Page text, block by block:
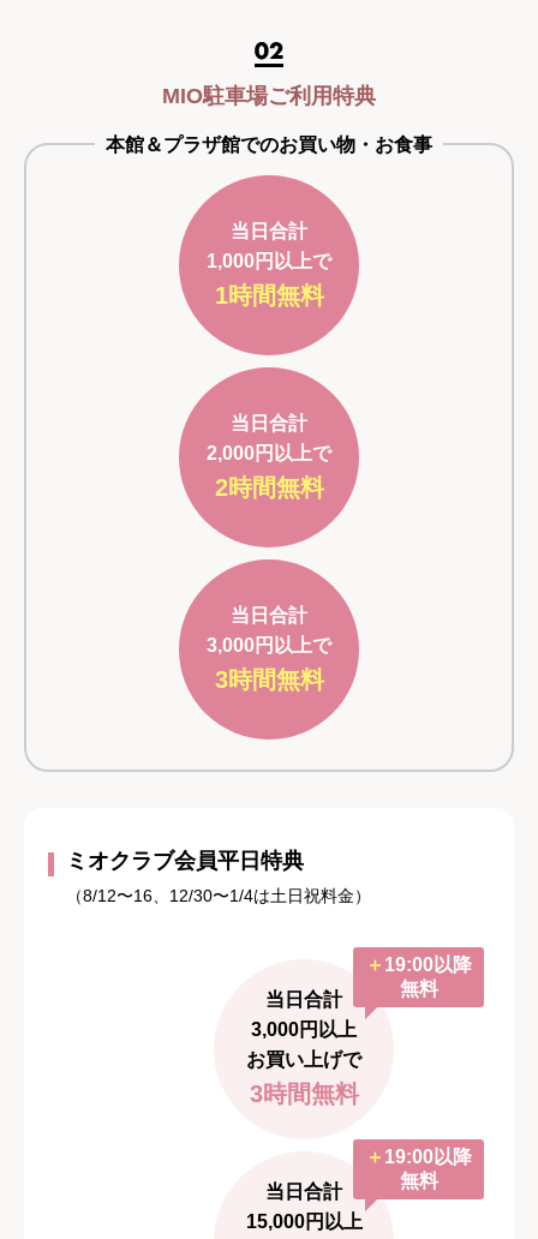
MIO駐車場ご利用特典
本館＆プラザ館でのお買い物・お食事
当日合計
1,000円以上で
1時間無料
当日合計
2,000円以上で
2時間無料
当日合計
3,000円以上で
3時間無料
ミオクラブ会員平日特典
（8/12〜16、12/30〜1/4は土日祝料金）
当日合計
3,000円以上
お買い上げで
3時間無料
＋ 19:00以降
無料
当日合計
15,000円以上
＋ 19:00以降
無料